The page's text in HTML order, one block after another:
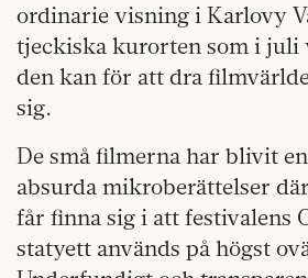
ordinarie visning i Karlovy
tjeckiska kurorten som i juli
den kan för att dra
sig.
De små filmerna har blivit
absurda mikroberättelser
får finna sig i att festivalens
statyett används på högst